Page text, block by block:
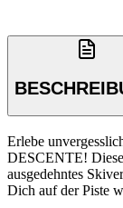
Erlebe
DESCENTE!
ausgedehntes
Dich auf der Piste